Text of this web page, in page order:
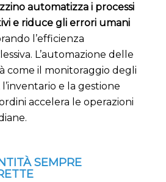
automatizza i processi
e riduce gli errori umani
l’efficienza
L’automazione delle
come il monitoraggio degli
l’inventario e la gestione
accelera le operazioni
SEMPRE